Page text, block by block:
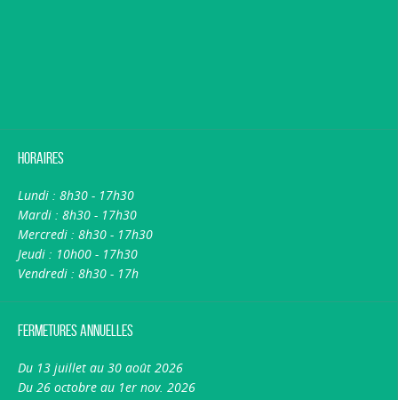
Horaires
Lundi : 8h30 - 17h30
Mardi : 8h30 - 17h30
Mercredi : 8h30 - 17h30
Jeudi : 10h00 - 17h30
Vendredi : 8h30 - 17h
Fermetures annuelles
Du 13 juillet au 30 août 2026
Du 26 octobre au 1er nov. 2026